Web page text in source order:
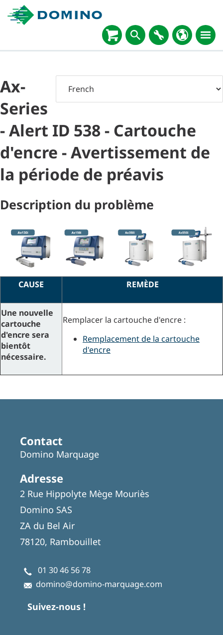
Ax-
Series
- Alert ID 538 - Cartouche
d'encre - Avertissement de
la période de préavis
Description du problème
CAUSE REMÈDE
Une nouvelle
cartouche
d'encre sera
bientôt
nécessaire.
Remplacer la cartouche d'encre :
Remplacement de la cartouche
d'encre
Contact
Domino Marquage
Adresse
2 Rue Hippolyte Mège Mouriès
Domino SAS
ZA du Bel Air
78120, Rambouillet
01 30 46 56 78
domino@domino-marquage.com
Suivez-nous !